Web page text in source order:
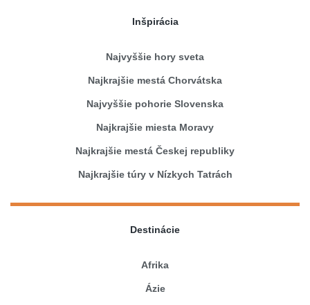
Inšpirácia
Najvyššie hory sveta
Najkrajšie mestá Chorvátska
Najvyššie pohorie Slovenska
Najkrajšie miesta Moravy
Najkrajšie mestá Českej republiky
Najkrajšie túry v Nízkych Tatrách
Destinácie
Afrika
Ázie